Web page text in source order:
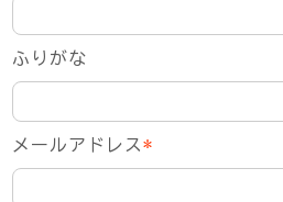
ふりがな
メールアドレス*